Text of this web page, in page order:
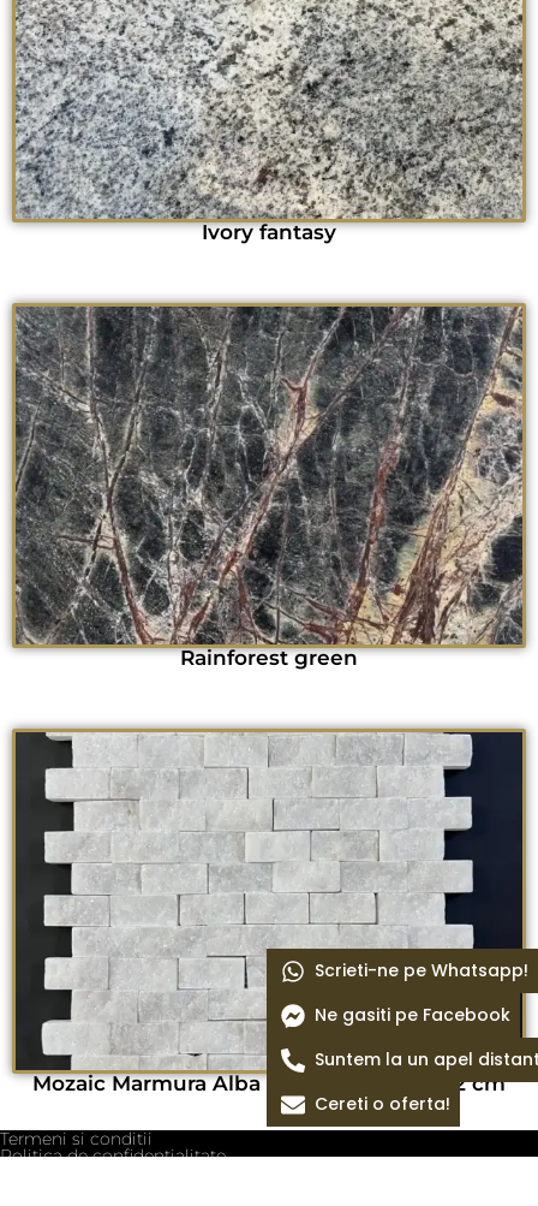
Ivory fantasy
Rainforest green
Mozaic Marmura Alba scapitat 2,3×4,8×1,2 cm
Termeni si conditii
Politica de confidentialitate
Scrieti-ne pe Whatsapp!
Ne gasiti pe Facebook
Suntem la un apel
Cereti o oferta!